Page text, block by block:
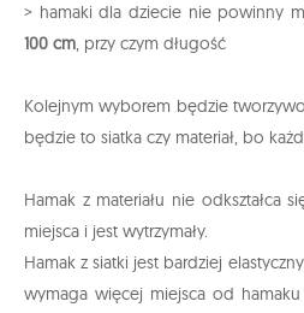
> hamaki dla dziecie nie powinny
100 cm, przy czym długość
Kolejnym wyborem będzie
będzie to siatka czy materiał, bo
Hamak z materiału nie odkształca
miejsca i jest wytrzymały.
Hamak z siatki jest bardziej
wymaga więcej miejsca od